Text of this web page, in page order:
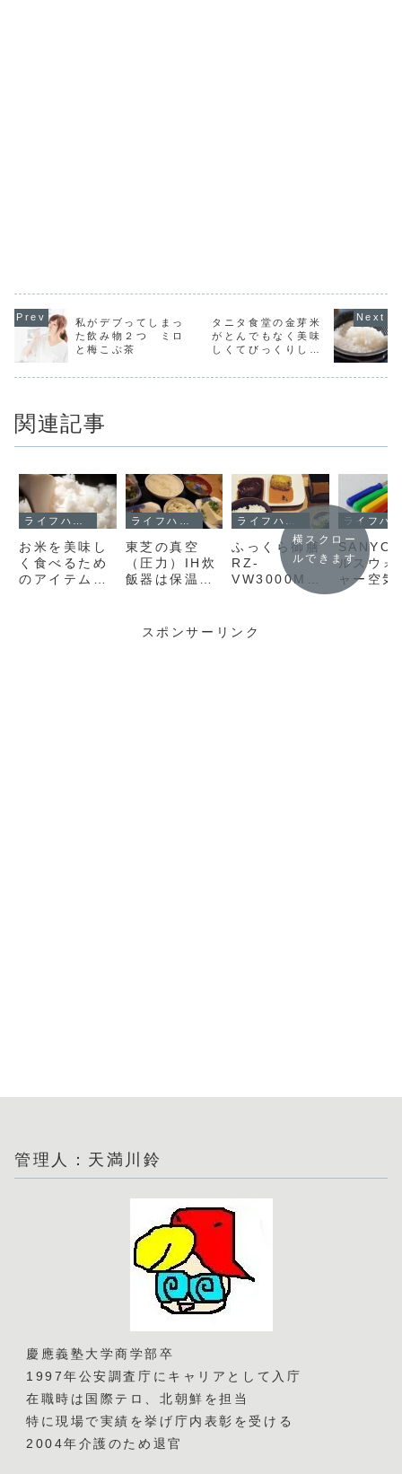
私がデブってしまっ
た飲み物２つ ミロ
と梅こぶ茶
タニタ食堂の金芽米
がとんでもなく美味
しくてびっくりした
関連記事
お米を美味し
く食べるため
のアイテム
東芝の真空
（圧力）IH炊
飯器は保温最
けど冷凍は嫌
ふっくら御膳
RZ-
VW3000M（
日立）が炊飯
トバイ【新入
SANYO
ルスウォ
ャー空気
機ABC-
横スクロー
ルできます
スポンサーリンク
管理人：天満川鈴
慶應義塾大学商学部卒
1997年公安調査庁にキャリアとして入庁
在職時は国際テロ、北朝鮮を担当
特に現場で実績を挙げ庁内表彰を受ける
2004年介護のため退官